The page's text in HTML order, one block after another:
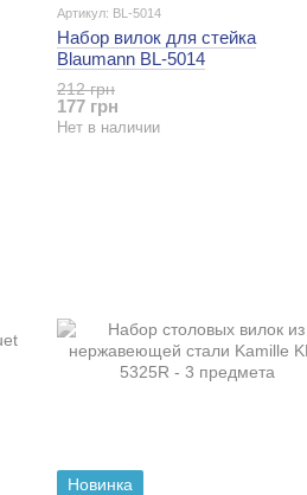
Артикул: BL-5014
Набор вилок для стейка
Blaumann BL-5014
212 грн
177 грн
Нет в наличии
Новинка